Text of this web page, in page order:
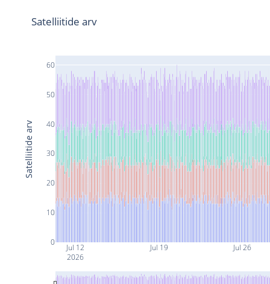
Jul 12
2026
Jul 19 Jul 26
0
10
20
30
40
50
60
Satelliitide arv
Satelliitide arv